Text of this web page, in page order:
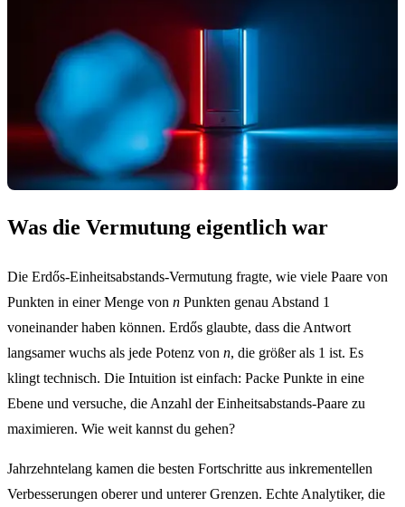
Was die Vermutung eigentlich war
Die Erdős-Einheitsabstands-Vermutung fragte, wie viele Paare von
Punkten in einer Menge von n Punkten genau Abstand 1
voneinander haben können. Erdős glaubte, dass die Antwort
langsamer wuchs als jede Potenz von n, die größer als 1 ist. Es
klingt technisch. Die Intuition ist einfach: Packe Punkte in eine
Ebene und versuche, die Anzahl der Einheitsabstands-Paare zu
maximieren. Wie weit kannst du gehen?
Jahrzehntelang kamen die besten Fortschritte aus inkrementellen
Verbesserungen oberer und unterer Grenzen. Echte Analytiker, die